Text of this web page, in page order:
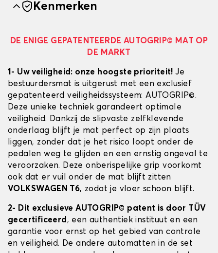
Kenmerken
DE ENIGE GEPATENTEERDE AUTOGRIP© MAT OP
DE MARKT
1- Uw veiligheid: onze hoogste prioriteit!Je
bestuurdersmat is uitgerust met een exclusief
gepatenteerd veiligheidssysteem: AUTOGRIP©.
Deze unieke techniek garandeert optimale
veiligheid. Dankzij de slipvaste zelfklevende
onderlaag blijft je mat perfect op zijn plaats
liggen, zonder dat je het risico loopt onder de
pedalen weg te glijden en een ernstig ongeval te
veroorzaken. Deze onberispelijke grip voorkomt
ook dat er vuil onder de mat blijft zitten
VOLKSWAGEN T6, zodat je vloer schoon blijft.
2- Dit exclusieve AUTOGRIP© patent is door TÜV
gecertificeerd, een authentiek instituut en een
garantie voor ernst op het gebied van controle
en veiligheid. De andere automatten in de set